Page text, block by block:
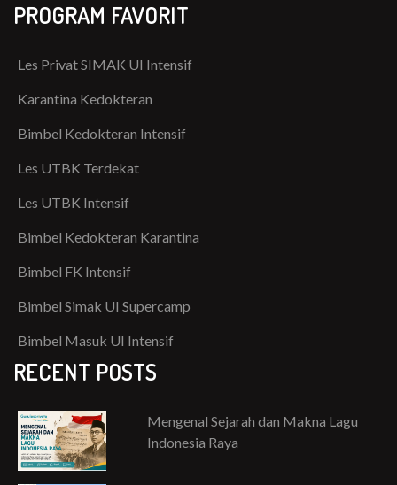
PROGRAM FAVORIT
Les Privat SIMAK UI Intensif
Karantina Kedokteran
Bimbel Kedokteran Intensif
Les UTBK Terdekat
Les UTBK Intensif
Bimbel Kedokteran Karantina
Bimbel FK Intensif
Bimbel Simak UI Supercamp
Bimbel Masuk UI Intensif
RECENT POSTS
Mengenal Sejarah dan Makna Lagu
Indonesia Raya